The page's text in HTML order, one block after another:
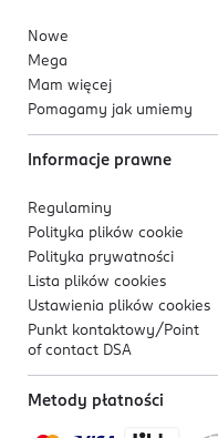
Nowe
Mega
Mam więcej
Pomagamy jak umiemy
Informacje prawne
Regulaminy
Polityka plików cookie
Polityka prywatności
Lista plików cookies
Ustawienia plików cookies
Punkt kontaktowy/ Point
of contact DSA
Metody płatności